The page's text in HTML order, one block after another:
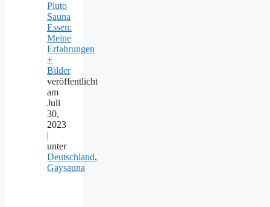
Pluto
Sauna
Essen:
Meine
Erfahrungen
+
Bilder
veröffentlicht
am
Juli
30,
2023
|
unter
Deutschland,
Gaysauna